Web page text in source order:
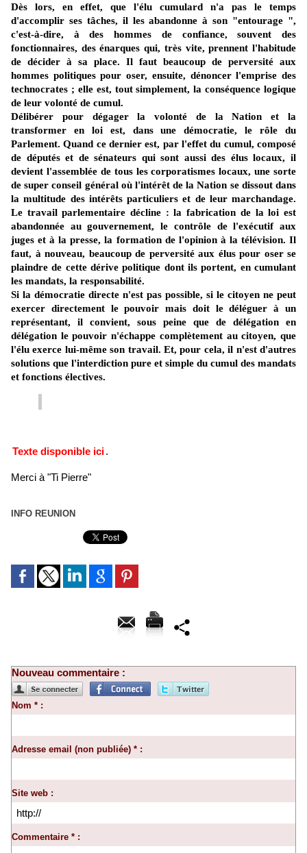
Dès lors, en effet, que l'élu cumulard n'a pas le temps
d'accomplir ses tâches, il les abandonne à son "entourage ",
c'est-à-dire, à des hommes de confiance, souvent des
fonctionnaires, des énarques qui, très vite, prennent l'habitude
de décider à sa place. Il faut beaucoup de perversité aux
hommes politiques pour oser, ensuite, dénoncer l'emprise des
technocrates ; elle est, tout simplement, la conséquence logique
de leur volonté de cumul.
Délibérer pour dégager la volonté de la Nation et la
transformer en loi est, dans une démocratie, le rôle du
Parlement. Quand ce dernier est, par l'effet du cumul, composé
de députés et de sénateurs qui sont aussi des élus locaux, il
devient l'assemblée de tous les corporatismes locaux, une sorte
de super conseil général où l'intérêt de la Nation se dissout dans
la multitude des intérêts particuliers et de leur marchandage.
Le travail parlementaire décline : la fabrication de la loi est
abandonnée au gouvernement, le contrôle de l'exécutif aux
juges et à la presse, la formation de l'opinion à la télévision. Il
faut, à nouveau, beaucoup de perversité aux élus pour oser se
plaindre de cette dérive politique dont ils portent, en cumulant
les mandats, la responsabilité.
Si la démocratie directe n'est pas possible, si le citoyen ne peut
exercer directement le pouvoir mais doit le déléguer à un
représentant, il convient, sous peine que de délégation en
délégation le pouvoir n'échappe complètement au citoyen, que
l'élu exerce lui-même son travail. Et, pour cela, il n'est d'autres
solutions que l'interdiction pure et simple du cumul des mandats
et fonctions électives.
Texte disponible ici.
Merci à "Ti Pierre"
INFO REUNION
Nouveau commentaire :
Nom * :
Adresse email (non publiée) * :
Site web :
Commentaire * :